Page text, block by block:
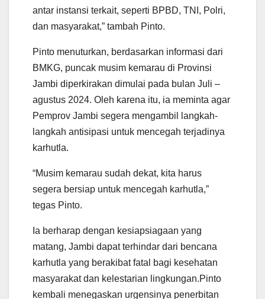
antar instansi terkait, seperti BPBD, TNI, Polri,
dan masyarakat,” tambah Pinto.
Pinto menuturkan, berdasarkan informasi dari
BMKG, puncak musim kemarau di Provinsi
Jambi diperkirakan dimulai pada bulan Juli –
agustus 2024. Oleh karena itu, ia meminta agar
Pemprov Jambi segera mengambil langkah-
langkah antisipasi untuk mencegah terjadinya
karhutla.
“Musim kemarau sudah dekat, kita harus
segera bersiap untuk mencegah karhutla,”
tegas Pinto.
Ia berharap dengan kesiapsiagaan yang
matang, Jambi dapat terhindar dari bencana
karhutla yang berakibat fatal bagi kesehatan
masyarakat dan kelestarian lingkungan.Pinto
kembali menegaskan urgensinya penerbitan